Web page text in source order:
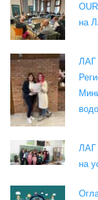
на
ЛАГ
ЛАГ
на